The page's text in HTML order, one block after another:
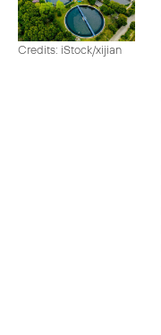
Credits: iStock/xijian